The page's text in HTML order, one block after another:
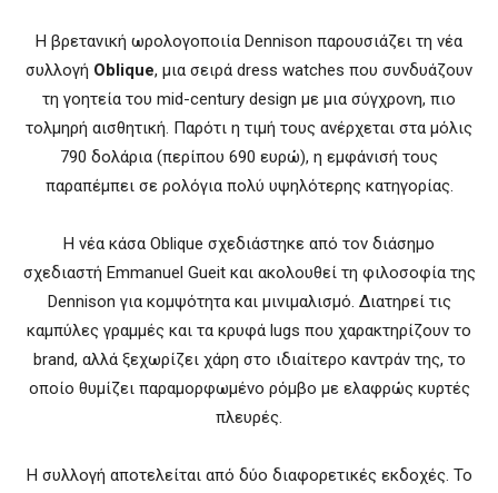
Η βρετανική ωρολογοποιία Dennison παρουσιάζει τη νέα
συλλογή Oblique, μια σειρά dress watches που συνδυάζουν
τη γοητεία του mid-century design με μια σύγχρονη, πιο
τολμηρή αισθητική. Παρότι η τιμή τους ανέρχεται στα μόλις
790 δολάρια (περίπου 690 ευρώ), η εμφάνισή τους
παραπέμπει σε ρολόγια πολύ υψηλότερης κατηγορίας.
Η νέα κάσα Oblique σχεδιάστηκε από τον διάσημο
σχεδιαστή Emmanuel Gueit και ακολουθεί τη φιλοσοφία της
Dennison για κομψότητα και μινιμαλισμό. Διατηρεί τις
καμπύλες γραμμές και τα κρυφά lugs που χαρακτηρίζουν το
brand, αλλά ξεχωρίζει χάρη στο ιδιαίτερο καντράν της, το
οποίο θυμίζει παραμορφωμένο ρόμβο με ελαφρώς κυρτές
πλευρές.
Η συλλογή αποτελείται από δύο διαφορετικές εκδοχές. Το